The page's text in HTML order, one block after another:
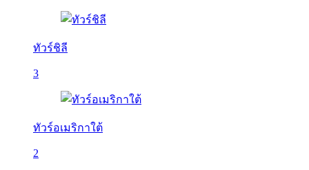
ทัวร์ชิลี
3
ทัวร์อเมริกาใต้
2